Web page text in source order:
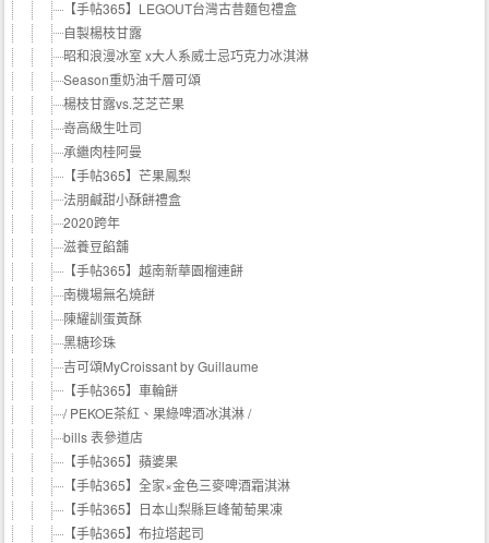
【手帖365】LEGOUT台灣古昔麵包禮盒
自製楊枝甘露
昭和浪漫冰室 x大人系威士忌巧克力冰淇淋
Season重奶油千層可頌
楊枝甘露vs.芝芝芒果
嵜高級生吐司
承繼肉桂阿曼
【手帖365】芒果鳳梨
法朋鹹甜小酥餅禮盒
2020跨年
滋養豆餡舖
【手帖365】越南新華園榴連餅
南機場無名燒餅
陳耀訓蛋黃酥
黑糖珍珠
吉可頌MyCroissant by Guillaume
【手帖365】車輪餅
/ PEKOE茶紅、果綠啤酒冰淇淋 /
bills 表參道店
【手帖365】蘋婆果
【手帖365】全家×金色三麥啤酒霜淇淋
【手帖365】日本山梨縣巨峰葡萄果凍
【手帖365】布拉塔起司